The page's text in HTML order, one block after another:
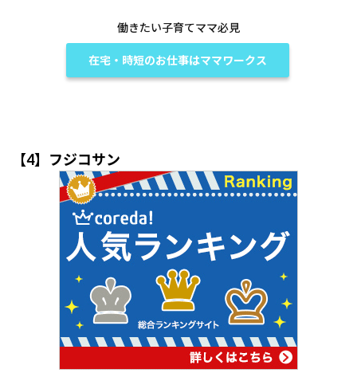
働きたい子育てママ必見
在宅・時短のお仕事はママワークス
【4】フジコサン